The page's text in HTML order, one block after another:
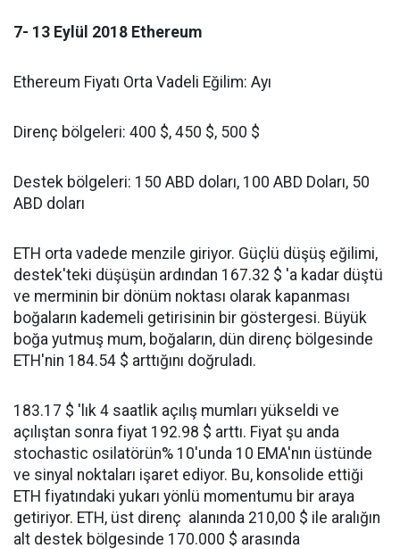
7- 13 Eylül 2018 Ethereum
Ethereum Fiyatı Orta Vadeli Eğilim: Ayı
Direnç bölgeleri: 400 $, 450 $, 500 $
Destek bölgeleri: 150 ABD doları, 100 ABD Doları, 50
ABD doları
ETH orta vadede menzile giriyor. Güçlü düşüş eğilimi,
destek'teki düşüşün ardından 167.32 $ 'a kadar düştü
ve merminin bir dönüm noktası olarak kapanması
boğaların kademeli getirisinin bir göstergesi. Büyük
boğa yutmuş mum, boğaların, dün direnç bölgesinde
ETH'nin 184.54 $ arttığını doğruladı.
183.17 $ 'lık 4 saatlik açılış mumları yükseldi ve
açılıştan sonra fiyat 192.98 $ arttı. Fiyat şu anda
stochastic osilatörün% 10'unda 10 EMA'nın üstünde
ve sinyal noktaları işaret ediyor. Bu, konsolide ettiği
ETH fiyatındaki yukarı yönlü momentumu bir araya
getiriyor. ETH, üst direnç alanında 210,00 $ ile aralığın
alt destek bölgesinde 170.000 $ arasında